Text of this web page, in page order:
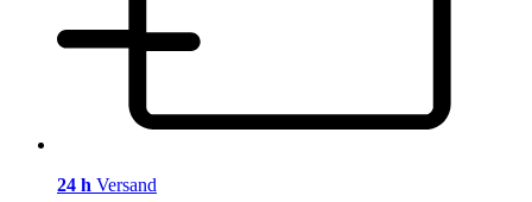
24 h Versand